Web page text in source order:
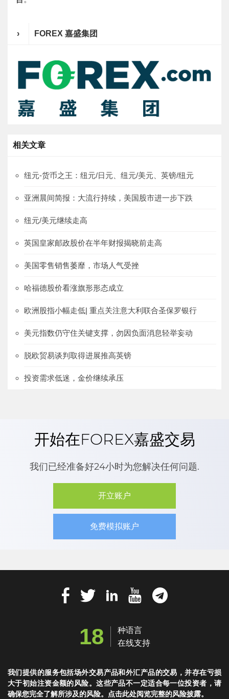
› FOREX 嘉盛集团
相关文章
纽元-货币之王：纽元/日元、纽元/美元、英镑/纽元
亚洲晨间简报：大流行持续，美国股市进一步下跌
纽元/美元继续走高
英国皇家邮政股价在半年财报揭晓前走高
美国零售销售萎靡，市场人气受挫
哈福德股价看涨旗形形态成立
欧洲股指小幅走低| 重点关注意大利联合圣保罗银行
美元指数仍守住关键支撑，勿因负面消息轻举妄动
脱欧贸易谈判取得进展推高英镑
投资需求低迷，金价继续承压
开始在FOREX嘉盛交易
我们已经准备好24小时为您解决任何问题.
开立账户
免费模拟账户
18
种语言
在线支持
我们提供的服务包括场外交易产品和外汇产品的交易，并存在亏损
大于初始注资金额的风险。这些产品不一定适合每一位投资者，请
确保您完全了解所涉及的风险。点击此处阅览完整的风险披露。